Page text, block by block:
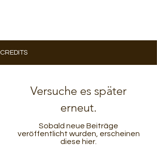
CREDITS
Versuche es später
erneut.
Sobald neue Beiträge
veröffentlicht wurden, erscheinen
diese hier.